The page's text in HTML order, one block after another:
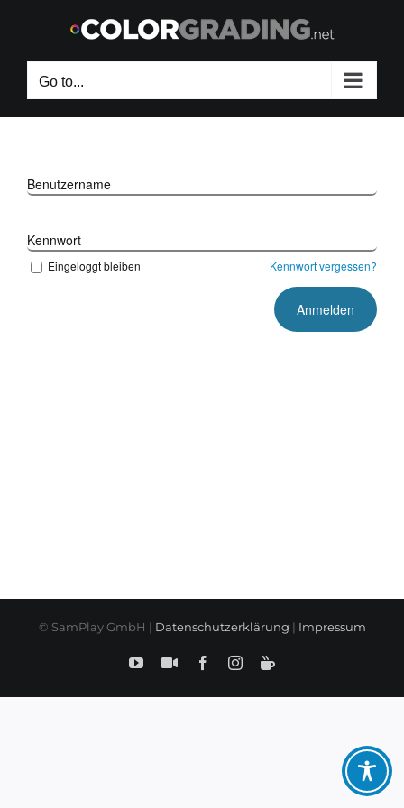
content
Go to...
Benutzername
Kennwort
Eingeloggt bleiben Kennwort vergessen?
© SamPlay GmbH | Datenschutzerklärung | Impressum
YouTubeSamPlayFacebookInstagramBuyMeCoffe